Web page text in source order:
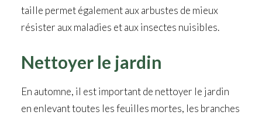
taille permet également aux arbustes de mieux
résister aux maladies et aux insectes nuisibles.
Nettoyer le jardin
En automne, il est important de nettoyer le jardin
en enlevant toutes les feuilles mortes, les branches